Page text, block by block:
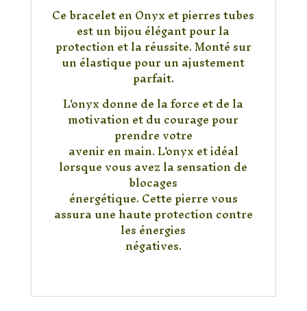
Ce bracelet en Onyx et pierres tubes
est un bijou élégant pour la
protection et la réussite. Monté sur
un élastique pour un ajustement
parfait.
L'onyx donne de la force et de la
motivation et du courage pour
prendre votre
avenir en main. L'onyx et idéal
lorsque vous avez la sensation de
blocages
énergétique. Cette pierre vous
assura une haute protection contre
les énergies
négatives.